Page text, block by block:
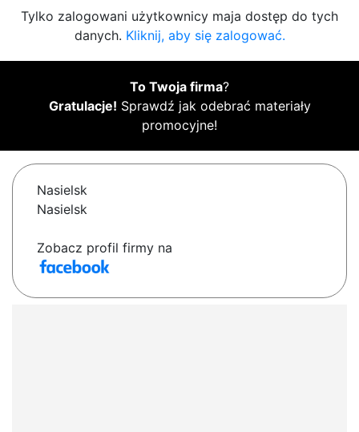
Tylko zalogowani użytkownicy maja dostęp do tych
danych. Kliknij, aby się zalogować.
To Twoja firma?
Gratulacje! Sprawdź jak odebrać materiały
promocyjne!
Nasielsk
Nasielsk
Zobacz profil firmy na